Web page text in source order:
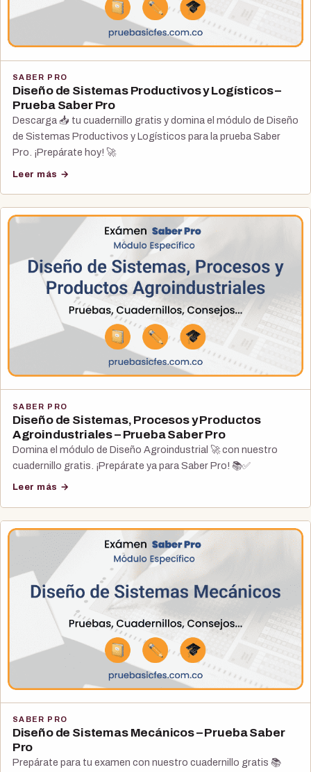
SABER PRO
Diseño de Sistemas Productivos y Logísticos –
Prueba Saber Pro
Descarga 📥 tu cuadernillo gratis y domina el módulo de Diseño
de Sistemas Productivos y Logísticos para la prueba Saber
Pro. ¡Prepárate hoy! 🚀
Leer más →
SABER PRO
Diseño de Sistemas, Procesos y Productos
Agroindustriales – Prueba Saber Pro
Domina el módulo de Diseño Agroindustrial 🚀 con nuestro
cuadernillo gratis. ¡Prepárate ya para Saber Pro! 📚✅
Leer más →
SABER PRO
Diseño de Sistemas Mecánicos – Prueba Saber
Pro
Prepárate para tu examen con nuestro cuadernillo gratis 📚